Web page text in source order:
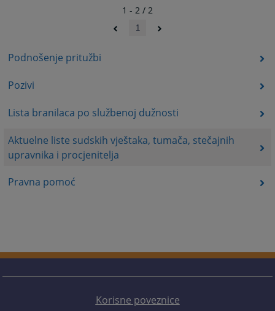
Podnošenje pritužbi
Pozivi
Lista branilaca po službenoj dužnosti
Aktuelne liste sudskih vještaka, tumača, stečajnih
upravnika i procjenitelja
Pravna pomoć
1 - 2 / 2
1
Korisne poveznice